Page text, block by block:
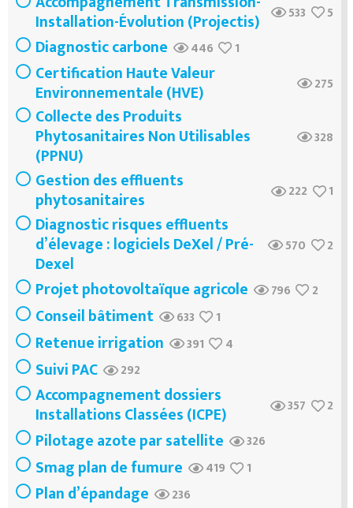
Installation-Évolution (Projectis) 533 5
Diagnostic carbone 446 1
Certification Haute Valeur
Environnementale (HVE) 275
Collecte des Produits
Phytosanitaires Non Utilisables
(PPNU)
328
Gestion des effluents
phytosanitaires 222 1
Diagnostic risques effluents
d’élevage : logiciels DeXel / Pré-
Dexel
570 2
Projet photovoltaïque agricole 796 2
Conseil bâtiment 633 1
Retenue irrigation 391 4
Suivi PAC 292
Accompagnement dossiers
Installations Classées (ICPE) 357 2
Pilotage azote par satellite 326
Smag plan de fumure 419 1
Plan d’épandage 236